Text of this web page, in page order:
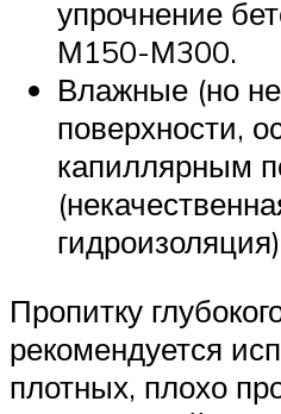
упрочнение
М150-М300.
Влажные (но
поверхности,
капиллярным
Пропитку
рекомендуется
плотных, плохо